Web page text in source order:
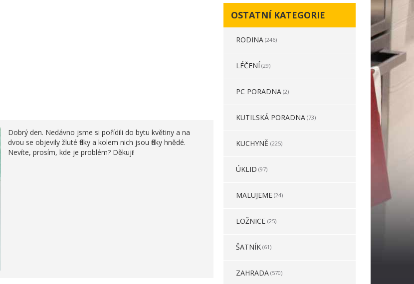
Dobrý den. Nedávno jsme si pořídili do bytu květiny a na
dvou se objevily žluté fleky a kolem nich jsou fleky hnědé.
Nevíte, prosím, kde je problém? Děkuji!
OSTATNÍ KATEGORIE
RODINA (246)
LÉČENÍ (29)
PC PORADNA (2)
KUTILSKÁ PORADNA (73)
KUCHYNĚ (225)
ÚKLID (97)
MALUJEME (24)
LOŽNICE (25)
ŠATNÍK (61)
ZAHRADA (570)